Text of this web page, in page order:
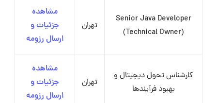
Senior Java Developer
(Technical Owner)
تهران
مشاهده
جزئیات و
ارسال رزومه
کارشناس تحول دیجیتال و
بهبود فرآیندها
تهران
مشاهده
جزئیات و
ارسال رزومه